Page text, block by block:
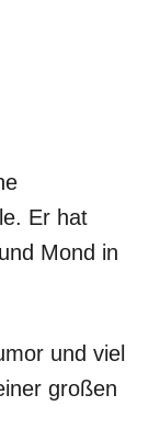
Er hat
Mond in
und viel
großen